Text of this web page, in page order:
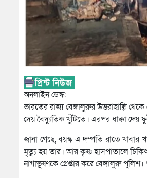
অনলাইন ডেস্ক:
ভারতের রাজ্য বেঙ্গালুরুর উত্তরাহাল্লি
দেয় বৈদ্যুতিক খুঁটিতে। এরপর ধাক্কা দেয়
জানা গেছে, বয়স্ক এ দম্পতি রাতে খাবার
মৃত্যু হয় তার। আর কৃষ্ণ হাসপাতালে
নাগাভূষণকে গ্রেপ্তার করে বেঙ্গালুরু পুলিশ।